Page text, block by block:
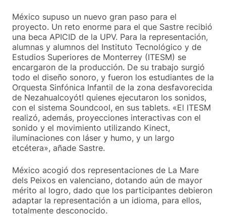
México supuso un nuevo gran paso para el
proyecto. Un reto enorme para el que Sastre recibió
una beca APICID de la UPV. Para la representación,
alumnas y alumnos del Instituto Tecnológico y de
Estudios Superiores de Monterrey (ITESM) se
encargaron de la producción. De su trabajo surgió
todo el diseño sonoro, y fueron los estudiantes de la
Orquesta Sinfónica Infantil de la zona desfavorecida
de Nezahualcoyótl quienes ejecutaron los sonidos,
con el sistema Soundcool, en sus tablets. «El ITESM
realizó, además, proyecciones interactivas con el
sonido y el movimiento utilizando Kinect,
iluminaciones con láser y humo, y un largo
etcétera», añade Sastre.
México acogió dos representaciones de La Mare
dels Peixos en valenciano, dotando aún de mayor
mérito al logro, dado que los participantes debieron
adaptar la representación a un idioma, para ellos,
totalmente desconocido.